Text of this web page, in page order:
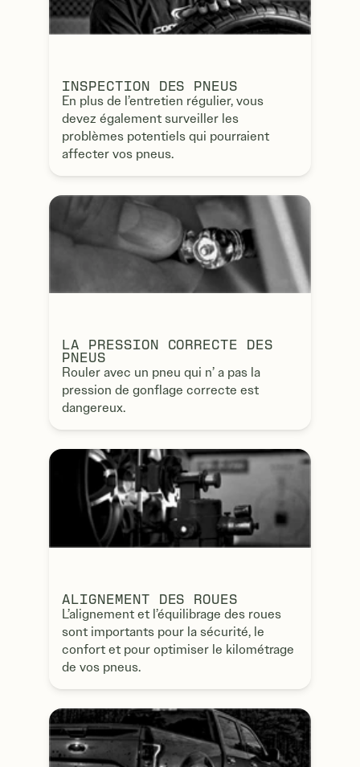
INSPECTION DES PNEUS
En plus de l’entretien régulier, vous
devez également surveiller les
problèmes potentiels qui pourraient
affecter vos pneus.
LA PRESSION CORRECTE DES
PNEUS
Rouler avec un pneu qui n’ a pas la
pression de gonflage correcte est
dangereux.
ALIGNEMENT DES ROUES
L’alignement et l’équilibrage des roues
sont importants pour la sécurité, le
confort et pour optimiser le kilométrage
de vos pneus.